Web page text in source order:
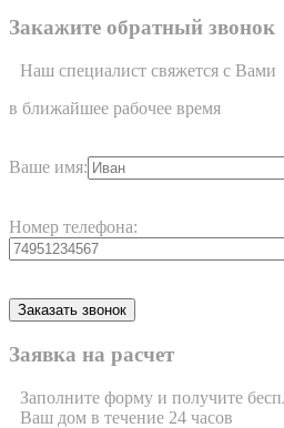
Закажите обратный звонок
Наш специалист свяжется с Вами
в ближайшее рабочее время
Ваше имя:
Номер телефона:
Заявка на расчет
Заполните форму и получите
Ваш дом в течение 24 часов